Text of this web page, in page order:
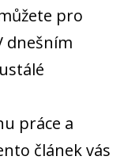
pro
dnešním
práce a
článek vás